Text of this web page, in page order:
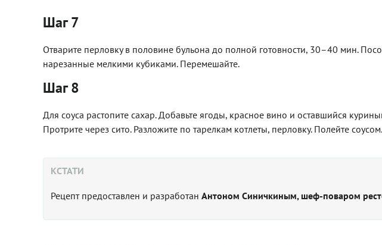
Шаг 7
Отварите перловку в половине бульона до полной готовности, 30–40 мин.
нарезанные мелкими кубиками. Перемешайте.
Шаг 8
Для соуса растопите сахар. Добавьте ягоды, красное вино и оставшийся
Протрите через сито. Разложите по тарелкам котлеты, перловку. Полейте
КСТАТИ
Рецепт предоставлен и разработан Антоном Синичкиным, шеф-поваром